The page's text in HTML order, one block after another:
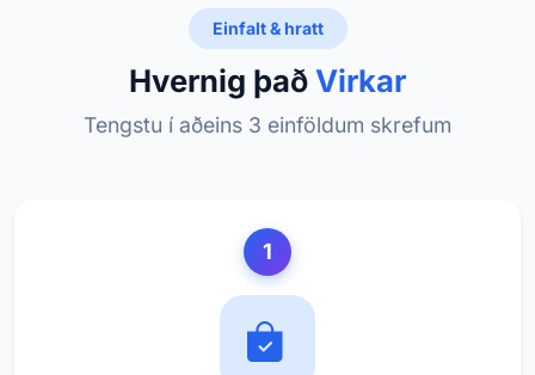
Einfalt & hratt
Hvernig þaðVirkar
Tengstu í aðeins 3 einföldum skrefum
1